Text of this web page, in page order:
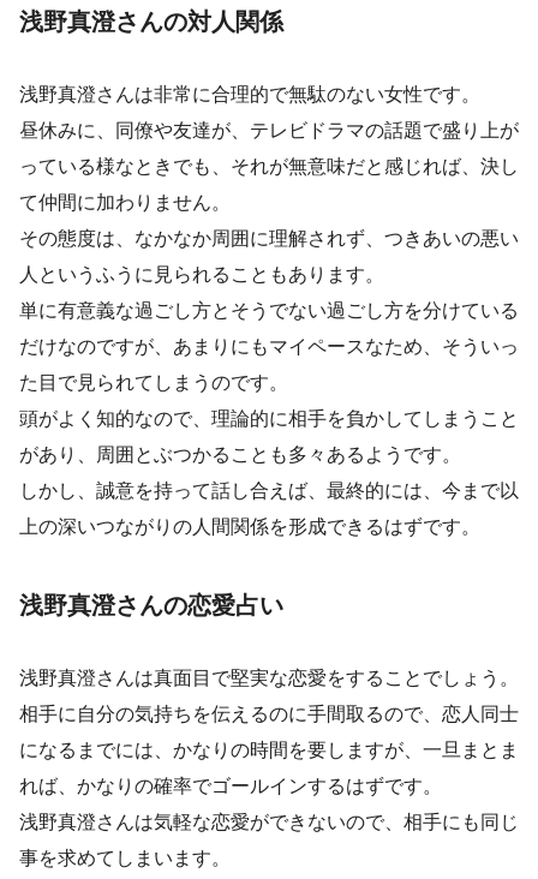
浅野真澄さんの対人関係
浅野真澄さんは非常に合理的で無駄のない女性です。
昼休みに、同僚や友達が、テレビドラマの話題で盛り上が
っている様なときでも、それが無意味だと感じれば、決し
て仲間に加わりません。
その態度は、なかなか周囲に理解されず、つきあいの悪い
人というふうに見られることもあります。
単に有意義な過ごし方とそうでない過ごし方を分けている
だけなのですが、あまりにもマイペースなため、そういっ
た目で見られてしまうのです。
頭がよく知的なので、理論的に相手を負かしてしまうこと
があり、周囲とぶつかることも多々あるようです。
しかし、誠意を持って話し合えば、最終的には、今まで以
上の深いつながりの人間関係を形成できるはずです。
浅野真澄さんの恋愛占い
浅野真澄さんは真面目で堅実な恋愛をすることでしょう。
相手に自分の気持ちを伝えるのに手間取るので、恋人同士
になるまでには、かなりの時間を要しますが、一旦まとま
れば、かなりの確率でゴールインするはずです。
浅野真澄さんは気軽な恋愛ができないので、相手にも同じ
事を求めてしまいます。